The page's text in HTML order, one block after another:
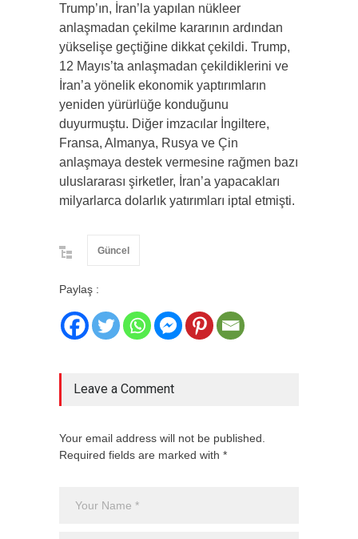
Trump’ın, İran’la yapılan nükleer
anlaşmadan çekilme kararının ardından
yükselişe geçtiğine dikkat çekildi. Trump,
12 Mayıs’ta anlaşmadan çekildiklerini ve
İran’a yönelik ekonomik yaptırımların
yeniden yürürlüğe konduğunu
duyurmuştu. Diğer imzacılar İngiltere,
Fransa, Almanya, Rusya ve Çin
anlaşmaya destek vermesine rağmen bazı
uluslararası şirketler, İran’a yapacakları
milyarlarca dolarlık yatırımları iptal etmişti.
Güncel
Paylaş :
Leave a Comment
Your email address will not be published.
Required fields are marked with *